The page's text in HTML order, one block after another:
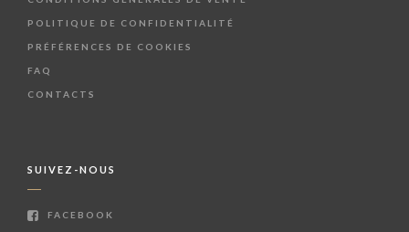
POLITIQUE DE CONFIDENTIALITÉ
PRÉFÉRENCES DE COOKIES
FAQ
CONTACTS
SUIVEZ-NOUS
FACEBOOK